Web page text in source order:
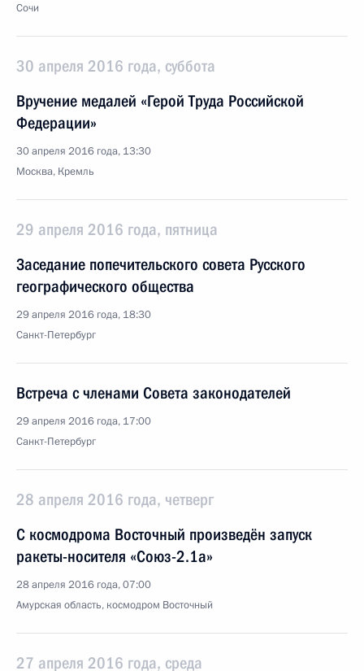
Сочи
30 апреля 2016 года, суббота
Вручение медалей «Герой Труда Российской
Федерации»
30 апреля 2016 года, 13:30
Москва, Кремль
29 апреля 2016 года, пятница
Заседание попечительского совета Русского
географического общества
29 апреля 2016 года, 18:30
Санкт-Петербург
Встреча с членами Совета законодателей
29 апреля 2016 года, 17:00
Санкт-Петербург
28 апреля 2016 года, четверг
С космодрома Восточный произведён запуск
ракеты-носителя «Союз-2.1а»
28 апреля 2016 года, 07:00
Амурская область, космодром Восточный
27 апреля 2016 года, среда